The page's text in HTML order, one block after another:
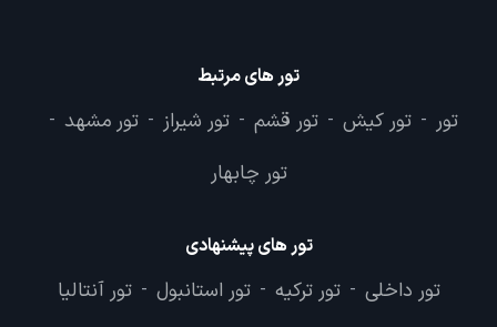
تور های مرتبط
تور - تور کیش - تور قشم - تور شیراز - تور مشهد -
تور چابهار
تور های پیشنهادی
تور داخلی - تور ترکیه - تور استانبول - تور آنتالیا